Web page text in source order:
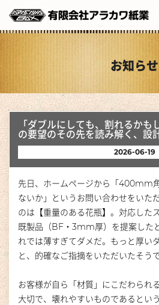
お知らせ
「ダブルにしても、割れるかも
の要望のその先を読み解く、設
2026-06-19
先日、ホームページから「400mm
ないか」というお問い合わせをいた
のは【重量のある花瓶】。対応した
既製品（BF・3mm厚）を提案した
れでは薄すぎてダメだ。もっと厚い
と、的確なご指摘をいただいたそうで
お客様が自ら「材質」にこだわられ
大切で、壊れやすいものであるとい